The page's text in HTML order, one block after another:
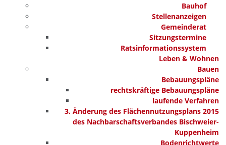
Bauhof
Stellenanzeigen
Gemeinderat
Sitzungstermine
Ratsinformationssystem
Leben & Wohnen
Bauen
Bebauungspläne
rechtskräftige Bebauungspläne
laufende Verfahren
3. Änderung des Flächennutzungsplans 2015
des Nachbarschaftsverbandes Bischweier-
Kuppenheim
Bodenrichtwerte